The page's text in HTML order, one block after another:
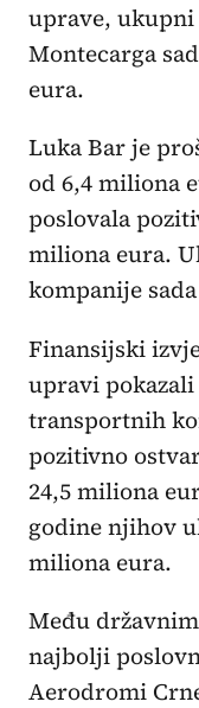
uprave,
Montecarga
eura.
Luka Bar je
od 6,4 miliona
poslovala
miliona eura.
kompanije
Finansijski
upravi
transportnih
pozitivno
24,5 miliona
godine njihov
miliona eura.
Među
najbolji
Aerodromi